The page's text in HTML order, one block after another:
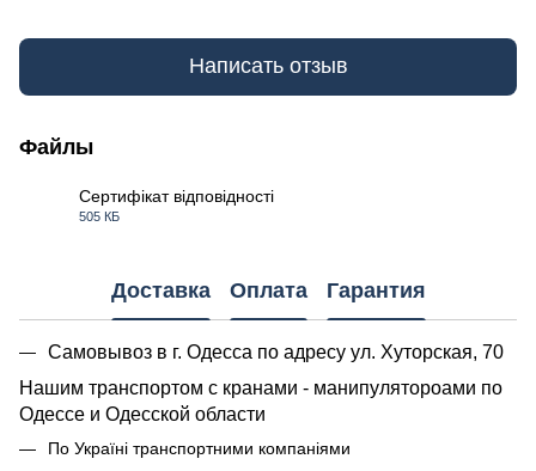
Написать отзыв
Файлы
Сертифікат відповідності
505 КБ
Доставка Оплата Гарантия
Самовывоз в г. Одесса по адресу ул. Хуторская, 70
Нашим транспортом с кранами - манипулятороами по
Одессе и Одесской области
По Україні транспортними компаніями